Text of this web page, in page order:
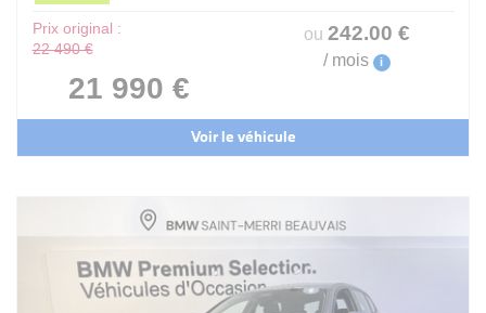
Prix original :
22 490 €
21 990 €
ou 242.00 €
/ mois i
Voir le véhicule